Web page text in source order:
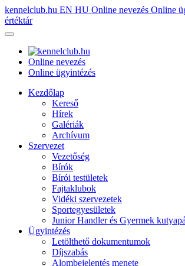
kennelclub.hu EN HU Online nevezés Online
értéktár
Online nevezés
Online ügyintézés
Kezdőlap
Kereső
Hírek
Galériák
Archívum
Szervezet
Vezetőség
Bírók
Bírói testületek
Fajtaklubok
Vidéki szervezetek
Sportegyesületek
Junior Handler és Gyermek
Ügyintézés
Letölthető dokumentumok
Díjszabás
Alombejelentés menete